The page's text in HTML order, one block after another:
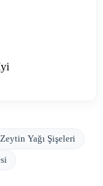
Zeytin Yağı Şişeleri